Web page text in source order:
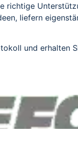
richtige
liefern
und erhalten